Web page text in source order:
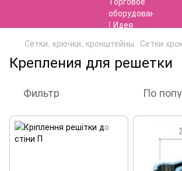
Сетки, крючки, кронштейны Сетки
Крепления для решетки
Фильтр По